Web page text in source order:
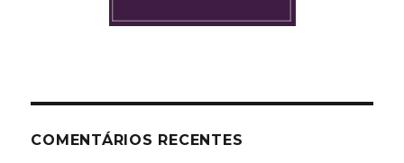
COMENTÁRIOS RECENTES